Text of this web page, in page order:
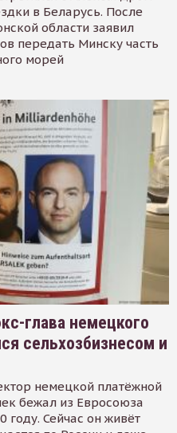
в Беларусь. После
области заявил
передать Минску часть
морей
глава немецкого
сельхозбизнесом и
немецкой платёжной
бежал из Евросоюза
году. Сейчас он живёт